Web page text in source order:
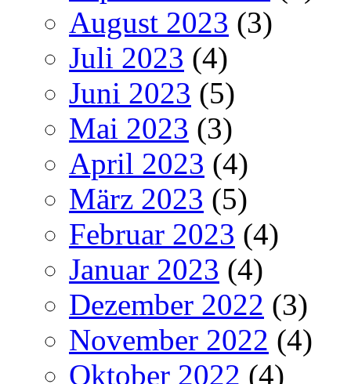
August 2023 (3)
Juli 2023 (4)
Juni 2023 (5)
Mai 2023 (3)
April 2023 (4)
März 2023 (5)
Februar 2023 (4)
Januar 2023 (4)
Dezember 2022 (3)
November 2022 (4)
Oktober 2022 (4)